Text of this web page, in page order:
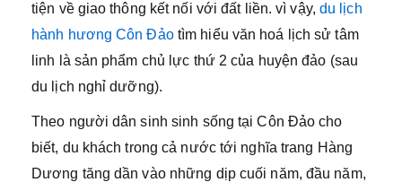
tiện về giao thông kết nối với đất liền. vì vậy, du lịch
hành hương Côn Đảotìm hiểu văn hoá lịch sử tâm
linh là sản phẩm chủ lực thứ 2 của huyện đảo (sau
du lịch nghỉ dưỡng).
Theo người dân sinh sinh sống tại Côn Đảo cho
biết, du khách trong cả nước tới nghĩa trang Hàng
Dương tăng dần vào những dịp cuối năm, đầu năm,